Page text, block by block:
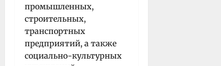
промышленных,
строительных,
транспортных
предприятий, а также
социально-культурных